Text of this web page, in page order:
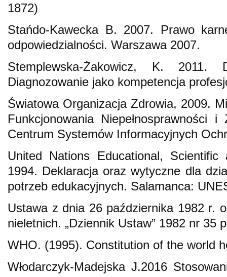
1872)
Stańdo-Kawecka B. 2007. Prawo
odpowiedzialności. Warszawa 2007.
Stemplewska-Żakowicz, K. 2011.
Diagnozowanie jako kompetencja
Światowa Organizacja Zdrowia, 2009.
Funkcjonowania Niepełnosprawności
Centrum Systemów Informacyjnych
United Nations Educational, Scientific
1994. Deklaracja oraz wytyczne dla
potrzeb edukacyjnych. Salamanca:
Ustawa z dnia 26 października 1982 r.
nieletnich. „Dziennik Ustaw” 1982 nr 35
WHO. (1995). Constitution of the world
Włodarczyk-Madejska J.2016